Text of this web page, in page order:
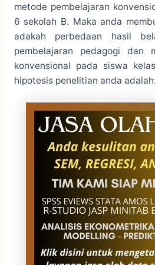
metode pembelajaran
6 sekolah B. Maka anda
adakah perbedaan hasil
pembelajaran pedagogi dan
konvensional pada siswa
hipotesis penelitian anda adalah: